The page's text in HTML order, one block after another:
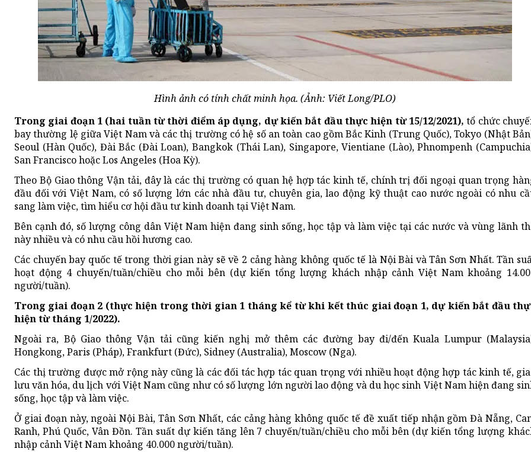
Hình ảnh có tính chất minh họa. (Ảnh: Viết Long/PLO)
Trong giai đoạn 1 (hai tuần từ thời điểm áp dụng, dự kiến bắt đầu thực hiện từ 15/12/2021), tổ chức
bay thường lệ giữa Việt Nam và các thị trường có hệ số an toàn cao gồm Bắc Kinh (Trung Quốc), Tokyo (Nhật
Seoul (Hàn Quốc), Đài Bắc (Đài Loan), Bangkok (Thái Lan), Singapore, Vientiane (Lào), Phnompenh
San Francisco hoặc Los Angeles (Hoa Kỳ).
Theo Bộ Giao thông Vận tải, đây là các thị trường có quan hệ hợp tác kinh tế, chính trị đối ngoại quan trọng
đầu đối với Việt Nam, có số lượng lớn các nhà đầu tư, chuyên gia, lao động kỹ thuật cao nước ngoài có nhu
sang làm việc, tìm hiểu cơ hội đầu tư kinh doanh tại Việt Nam.
Bên cạnh đó, số lượng công dân Việt Nam hiện đang sinh sống, học tập và làm việc tại các nước và vùng lãnh
này nhiều và có nhu cầu hồi hương cao.
Các chuyến bay quốc tế trong thời gian này sẽ về 2 cảng hàng không quốc tế là Nội Bài và Tân Sơn Nhất. Tần
hoạt động 4 chuyến/tuần/chiều cho mỗi bên (dự kiến tổng lượng khách nhập cảnh Việt Nam khoảng
người/tuần).
Trong giai đoạn 2 (thực hiện trong thời gian 1 tháng kể từ khi kết thúc giai đoạn 1, dự kiến bắt đầu
hiện từ tháng 1/2022).
Ngoài ra, Bộ Giao thông Vận tải cũng kiến nghị mở thêm các đường bay đi/đến Kuala Lumpur
Hongkong, Paris (Pháp), Frankfurt (Đức), Sidney (Australia), Moscow (Nga).
Các thị trường được mở rộng này cũng là các đối tác hợp tác quan trọng với nhiều hoạt động hợp tác kinh tế,
lưu văn hóa, du lịch với Việt Nam cũng như có số lượng lớn người lao động và du học sinh Việt Nam hiện đang
sống, học tập và làm việc.
Ở giai đoạn này, ngoài Nội Bài, Tân Sơn Nhất, các cảng hàng không quốc tế đề xuất tiếp nhận gồm Đà Nẵng,
Ranh, Phú Quốc, Vân Đồn. Tần suất dự kiến tăng lên 7 chuyến/tuần/chiều cho mỗi bên (dự kiến tổng lượng
nhập cảnh Việt Nam khoảng 40.000 người/tuần).